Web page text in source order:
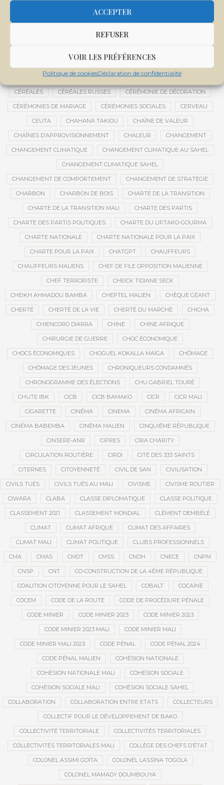
ACCEPTER
REFUSER
VOIR LES PRÉFÉRENCES
Politique de cookiesDéclaration de confidentialité
CENTRE INTERNATIONAL DE CONFÉRENCES DE BAMAKO
CENTRES DE DONNÉES CERCLE DE RÉFLEXION À DISTANCE
CÉRÉALES CÉRÉALES RUSSES CÉRÉMONIE DE DÉCORATION
CÉRÉMONIES DE MARIAGE CÉRÉMONIES SOCIALES CERVEAU
CEUTA CHAHANA TAKIOU CHAÎNE DE VALEUR
CHAÎNES D’APPROVISIONNEMENT CHALEUR CHANGEMENT
CHANGEMENT CLIMATIQUE CHANGEMENT CLIMATIQUE AU SAHEL
CHANGEMENT CLIMATIQUE SAHEL
CHANGEMENT DE COMPORTEMENT CHANGEMENT DE STRATÉGIE
CHARBON CHARBON DE BOIS CHARTE DE LA TRANSITION
CHARTE DE LA TRANSITION MALI CHARTE DES PARTIS
CHARTE DES PARTIS POLITIQUES CHARTE DU LIPTAKO-GOURMA
CHARTE NATIONALE CHARTE NATIONALE POUR LA PAIX
CHARTE POUR LA PAIX CHATGPT CHAUFFEURS
CHAUFFEURS MALIENS CHEF DE FILE OPPOSITION MALIENNE
CHEF TERRORISTE CHEICK TIDIANE SECK
CHEIKH AHMADOU BAMBA CHEPTEL MALIEN CHÈQUE GÉANT
CHERTÉ CHERTÉ DE LA VIE CHERTÉ DU MARCHÉ CHICHA
CHIENCORO DIARRA CHINE CHINE AFRIQUE
CHIRURGIE DE GUERRE CHOC ÉCONOMIQUE
CHOCS ÉCONOMIQUES CHOGUEL KOKALLA MAÏGA CHÔMAGE
CHÔMAGE DES JEUNES CHRONIQUEURS CONDAMNÉS
CHRONOGRAMME DES ÉLECTIONS CHU GABRIEL TOURÉ
CHUTE IBK CICB CICB BAMAKO CICR CICR MALI
CIGARETTE CINÉMA CINEMA CINÉMA AFRICAIN
CINÉMA BABEMBA CINÉMA MALIEN CINQUIÈME RÉPUBLIQUE
CINSERE-ANR CIPRES CIRA CHARITY
CIRCULATION ROUTIÈRE CIRDI CITÉ DES 333 SAINTS
CITERNES CITOYENNETÉ CIVIL DE SAN CIVILISATION
CIVILS TUÉS CIVILS TUÉS AU MALI CIVISME CIVISME ROUTIER
CIWARA CLABA CLASSE DIPLOMATIQUE CLASSE POLITIQUE
CLASSEMENT 2021 CLASSEMENT MONDIAL CLÉMENT DEMBÉLÉ
CLIMAT CLIMAT AFRIQUE CLIMAT DES AFFAIRES
CLIMAT MALI CLIMAT POLITIQUE CLUBS PROFESSIONNELS
CMA CMAS CMDT CMSS CNDH CNECE CNPM
CNSP CNT CO-CONSTRUCTION DE LA 4ÈME RÉPUBLIQUE
COALITION CITOYENNE POUR LE SAHEL COBALT COCAÏNE
COCEM CODE DE LA ROUTE CODE DE PROCÉDURE PÉNALE
CODE MINIER CODE MINIER 2023 CODE MINIER 2023
CODE MINIER 2023 MALI CODE MINIER MALI
CODE MINIER MALI 2023 CODE PÉNAL CODE PÉNAL 2024
CODE PÉNAL MALIEN COHÉSION NATIONALE
COHÉSION NATIONALE MALI COHÉSION SOCIALE
COHÉSION SOCIALE MALI COHÉSION SOCIALE SAHEL
COLLABORATION COLLABORATION ENTRE ETATS COLLECTEURS
COLLECTIF POUR LE DÉVELOPPEMENT DE BAKO
COLLECTIVITÉ TERRITORIALE COLLECTIVITÉS TERRITORIALES
COLLECTIVITÉS TERRITORIALES MALI COLLÈGE DES CHEFS D’ÉTAT
COLONEL ASSIMI GOÏTA COLONEL LASSINA TOGOLA
COLONEL MAMADY DOUMBOUYA